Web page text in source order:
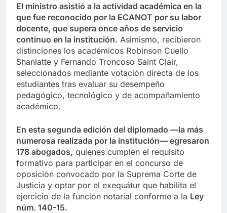
El ministro asistió a la actividad académica en la
que fue reconocido por la ECANOT por su labor
docente, que supera once años de servicio
continuo en la institución. Asimismo, recibieron
distinciones los académicos Robinson Cuello
Shanlatte y Fernando Troncoso Saint Clair,
seleccionados mediante votación directa de los
estudiantes tras evaluar su desempeño
pedagógico, tecnológico y de acompañamiento
académico.
En esta segunda edición del diplomado —la más
numerosa realizada por la institución— egresaron
178 abogados, quienes cumplen el requisito
formativo para participar en el concurso de
oposición convocado por la Suprema Corte de
Justicia y optar por el exequátur que habilita el
ejercicio de la función notarial conforme a la Ley
núm. 140-15.